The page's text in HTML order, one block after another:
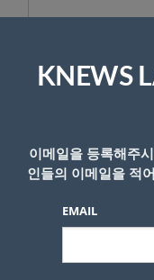
답글 남기기
KNEWS
이메일을 등록해주
인들의 이메일을 적
EMAIL